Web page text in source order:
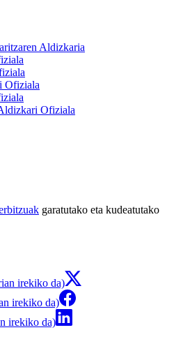
Aldizkaria
Ofiziala
Ofiziala
garatutako eta kudeatutako
irekiko da)
irekiko da)
irekiko da)